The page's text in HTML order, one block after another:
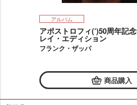
アルバム
アポストロフィ(’)50周年記
レイ・エディション
フランク・ザッパ
商品購入